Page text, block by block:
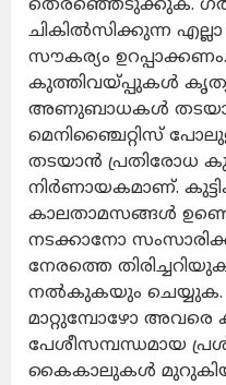
തെരഞ്ഞെടുക്കുക.
ചികിൽസിക്കുന്ന
സൗകര്യം
കുത്തിവയ്പ്പുകൾ
അണുബാധകൾ
മെനിഞ്ചൈറ്റിസ്
തടയാൻ പ്രതിരോധ
നിർണായകമാണ്.
കാലതാമസങ്ങൾ
നടക്കാനോ
നേരത്തെ
നൽകുകയും ചെയ്യുക.
മാറ്റുമ്പോഴോ അവരെ
പേശീസമ്പന്ധമായ
കൈകാലുകൾ